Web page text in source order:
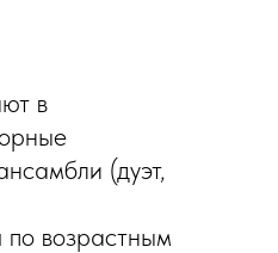
в
(дуэт,
по возрастным